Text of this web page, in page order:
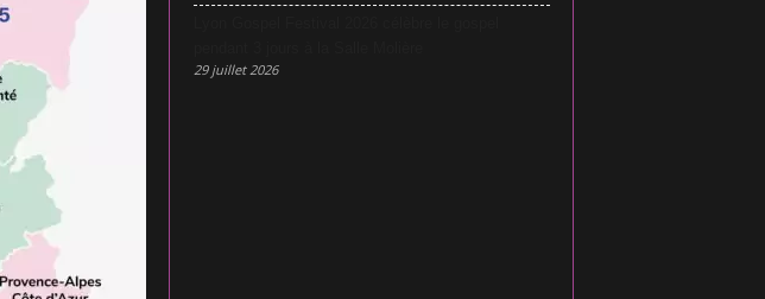
29 juillet 2026